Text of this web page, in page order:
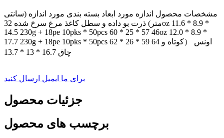
مشخصات محصول اندازه مورد ابعاد بسته بندی مورد اندازه (سانتی
متر) ذرت بو داده و سطل کاغذ مرغ سرخ شده 32oz 11.6 * 8.9 *
14.5 230g + 18pe 10pks * 50pcs 60 * 25 * 57 46oz 12.0 * 8.9 *
17.7 230g + 18pe 10pks * 50pcs 62 * 26 * 59 64 اونس （کوتاه و
چاق 16.7 * 13 * 13.7
برای ما ایمیل ارسال کنید
جزئیات محصول
برچسب های محصول